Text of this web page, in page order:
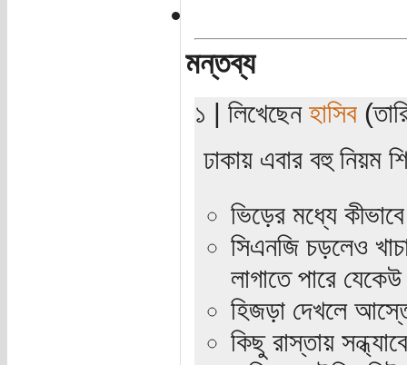
মন্তব্য
১ | লিখেছেন হাসিব
ঢাকায় এবার বহু নিয়ম
ভিড়ের মধ্যে
সিএনজি চড়লেও
লাগাতে পারে যেকেউ
হিজড়া দেখলে
কিছু রাস্তায়